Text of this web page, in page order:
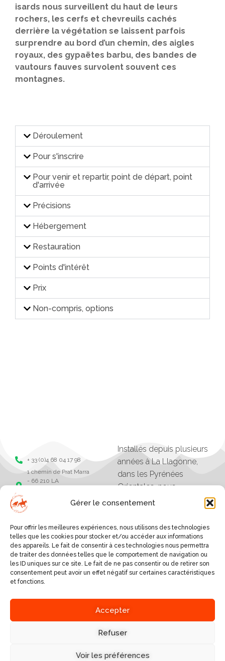
Gérer le consentement
Pour offrir les meilleures expériences, nous utilisons des technologies
telles que les cookies pour stocker et/ou accéder aux informations
des appareils. Le fait de consentir à ces technologies nous permettra
de traiter des données telles que le comportement de navigation ou
les ID uniques sur ce site. Le fait de ne pas consentir ou de retirer son
consentement peut avoir un effet négatif sur certaines caractéristiques
et fonctions.
Accepter
Refuser
Voir les préférences
isards nous surveillent du haut de leurs
rochers, les cerfs et chevreuils cachés
derrière la végétation se laissent parfois
surprendre au bord d’un chemin, des aigles
royaux, des gypaëtes barbu, des bandes de
vautours fauves survolent souvent ces
montagnes.
Déroulement
Pour s'inscrire
Pour venir et repartir, point de départ, point
d'arrivée
Précisions
Hébergement
Restauration
Points d'intérêt
Prix
Non-compris, options
+ 33 (0)4 68 04 17 98
1 chemin de Prat Marra
- 66 210 LA
Pyrénées Orientales
Chevaux de la
tramontane
Installés depuis plusieurs
années à La Llagonne,
dans les Pyrénées
Orientales, nous
organisons des balades,
cheval.
Les excursions vont
d'une heure à plusieurs
jours, et sont organisés
selon le niveau des
A PROPOS
SERVICES
BALADES AUTOUR DU
VILLAGE
REFUGE OU HÔTEL